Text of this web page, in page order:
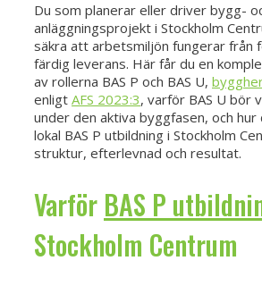
Du som planerar eller driver bygg-
anläggningsprojekt i Stockholm
säkra att arbetsmiljön fungerar från
färdig leverans. Här får du en
av rollerna BAS P och BAS U,
enligt AFS 2023:3, varför BAS U bör
under den aktiva byggfasen, och hur
lokal BAS P utbildning i Stockholm
struktur, efterlevnad och resultat.
Varför BAS P
Stockholm Centrum